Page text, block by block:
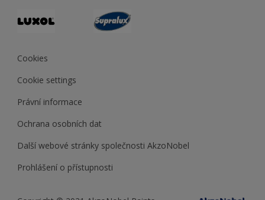
Cookies
Cookie settings
Právní informace
Ochrana osobních dat
Další webové stránky společnosti AkzoNobel
Prohlášení o přístupnosti